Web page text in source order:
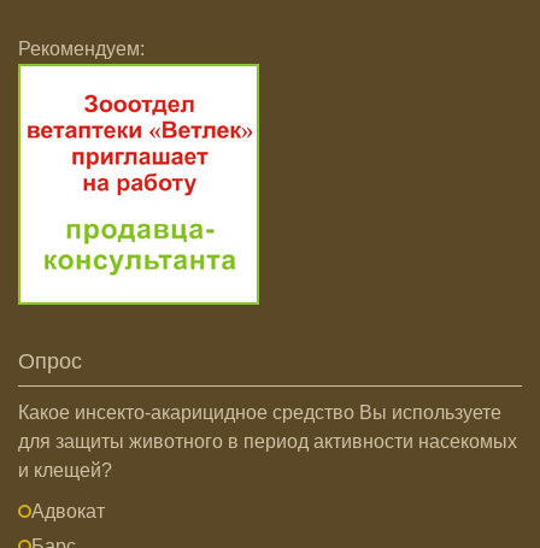
Рекомендуем:
Опрос
Какое инсекто-акарицидное средство Вы используете
для защиты животного в период активности насекомых
и клещей?
Адвокат